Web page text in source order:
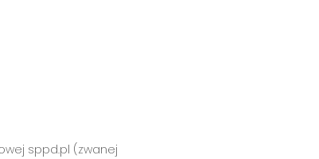
sppd.pl (zwanej